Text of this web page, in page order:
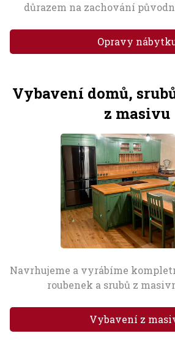
důrazem na zachování
Opravy
Vybavení domů,
z masivu
Navrhujeme a vyrábíme
roubenek a srubů z
Vybavení z